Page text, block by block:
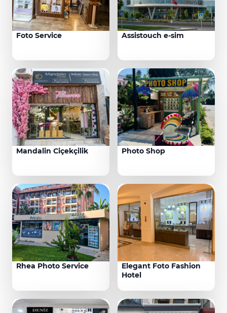
Foto Service Assistouch e-sim
Mandalin Ciçekçilik Photo Shop
Rhea Photo Service
Elegant Foto Fashion
Hotel